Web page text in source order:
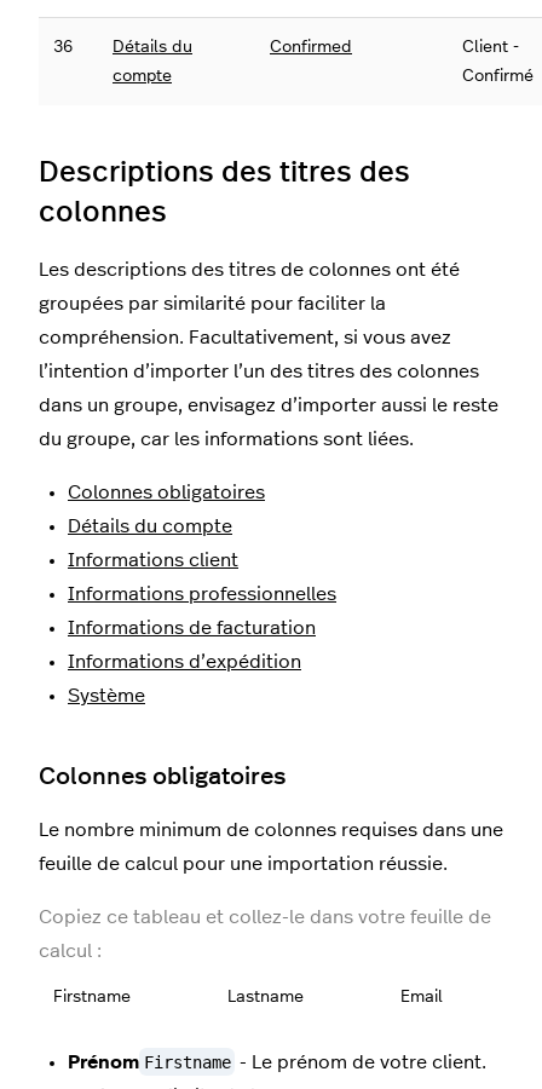
36
Détails du
compte
Confirmed
Client -
Confirmé
Descriptions des titres des
colonnes
Les descriptions des titres de colonnes ont été
groupées par similarité pour faciliter la
compréhension. Facultativement, si vous avez
l’intention d’importer l’un des titres des colonnes
dans un groupe, envisagez d’importer aussi le reste
du groupe, car les informations sont liées.
Colonnes obligatoires
Détails du compte
Informations client
Informations professionnelles
Informations de facturation
Informations d’expédition
Système
Colonnes obligatoires
Le nombre minimum de colonnes requises dans une
feuille de calcul pour une importation réussie.
Copiez ce tableau et collez-le dans votre feuille de
calcul :
Firstname Lastname Email
Prénom Firstname - Le prénom de votre client.